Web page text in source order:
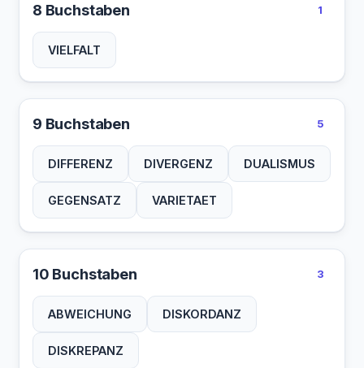
8 Buchstaben 1
VIELFALT
9 Buchstaben 5
DIFFERENZ DIVERGENZ DUALISMUS
GEGENSATZ VARIETAET
10 Buchstaben 3
ABWEICHUNG DISKORDANZ
DISKREPANZ